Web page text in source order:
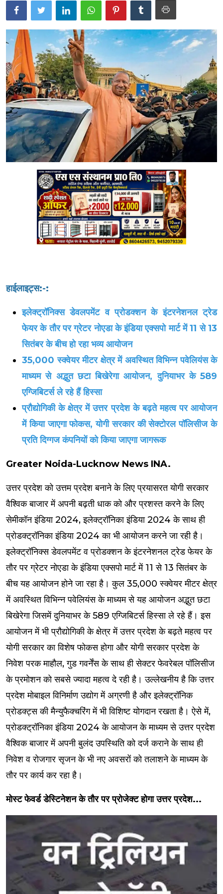
हाईलाइट्स:-:
इलेक्ट्रॉनिक्स डेवलपमेंट व प्रोडक्शन के इंटरनेशनल ट्रेड
फेयर के तौर पर ग्रेटर नोएडा के इंडिया एक्सपो मार्ट में 11 से 13
सितंबर के बीच हो रहा भव्य आयोजन
35,000 स्क्वेयर मीटर क्षेत्र में अवस्थित विभिन्न पवेलियंस के
माध्यम से अद्भुत छटा बिखेरेगा आयोजन, दुनियाभर के 589
एग्जिबिटर्स ले रहे हैं हिस्सा
प्रौद्योगिकी के क्षेत्र में उत्तर प्रदेश के बढ़ते महत्व पर आयोजन
में किया जाएगा फोकस, योगी सरकार की सेक्टोरल पॉलिसीज के
प्रति दिग्गज कंपनियों को किया जाएगा जागरूक
Greater Noida-Lucknow News INA.
उत्तर प्रदेश को उत्तम प्रदेश बनाने के लिए प्रयासरत योगी सरकार
वैश्विक बाजार में अपनी बढ़ती धाक को और प्रशस्त करने के लिए
सेमीकॉन इंडिया 2024, इलेक्ट्रॉनिका इंडिया 2024 के साथ ही
प्रोडक्ट्रॉनिका इंडिया 2024 का भी आयोजन करने जा रही है।
इलेक्ट्रॉनिक्स डेवलपमेंट व प्रोडक्शन के इंटरनेशनल ट्रेड फेयर के
तौर पर ग्रेटर नोएडा के इंडिया एक्सपो मार्ट में 11 से 13 सितंबर के
बीच यह आयोजन होने जा रहा है। कुल 35,000 स्क्वेयर मीटर क्षेत्र
में अवस्थित विभिन्न पवेलियंस के माध्यम से यह आयोजन अद्भुत छटा
बिखेरेगा जिसमें दुनियाभर के 589 एग्जिबिटर्स हिस्सा ले रहे हैं। इस
आयोजन में भी प्रौद्योगिकी के क्षेत्र में उत्तर प्रदेश के बढ़ते महत्व पर
योगी सरकार का विशेष फोकस होगा और योगी सरकार प्रदेश के
निवेश परक माहौल, गुड गवर्नेंस के साथ ही सेक्टर फेवरेबल पॉलिसीज
के प्रमोशन को सबसे ज्यादा महत्व दे रही है। उल्लेखनीय है कि उत्तर
प्रदेश मोबाइल विनिर्माण उद्योग में अग्रणी है और इलेक्ट्रॉनिक
प्रोडक्ट्स की मैन्युफैक्चरिंग में भी विशिष्ट योगदान रखता है। ऐसे में,
प्रोडक्ट्रॉनिका इंडिया 2024 के आयोजन के माध्यम से उत्तर प्रदेश
वैश्विक बाजार में अपनी बुलंद उपस्थिति को दर्ज कराने के साथ ही
निवेश व रोजगार सृजन के भी नए अवसरों को तलाशने के माध्यम के
तौर पर कार्य कर रहा है।
मोस्ट फेवर्ड डेस्टिनेशन के तौर पर प्रोजेक्ट होगा उत्तर प्रदेश...